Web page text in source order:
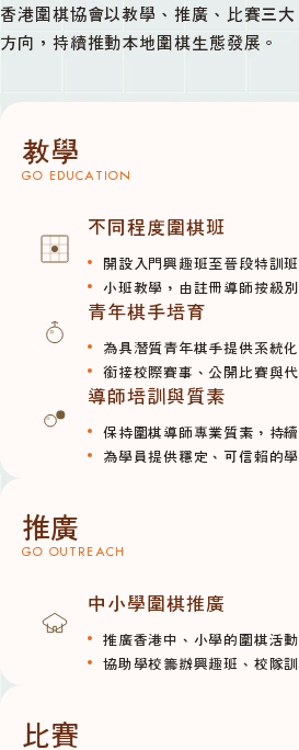
香港圍棋協會以教學、推廣、比賽三大
方向，持續推動本地圍棋生態發展。
教學
GO EDUCATION
不同程度圍棋班
開設入門興趣班至晉段特訓
小班教學，由註冊導師按級
青年棋手培育
為具潛質青年棋手提供系統
銜接校際賽事、公開比賽與
導師培訓與質素
保持圍棋導師專業質素，持
為學員提供穩定、可信賴的
推廣
GO OUTREACH
中小學圍棋推廣
推廣香港中、小學的圍棋活
協助學校籌辦興趣班、校隊
比賽